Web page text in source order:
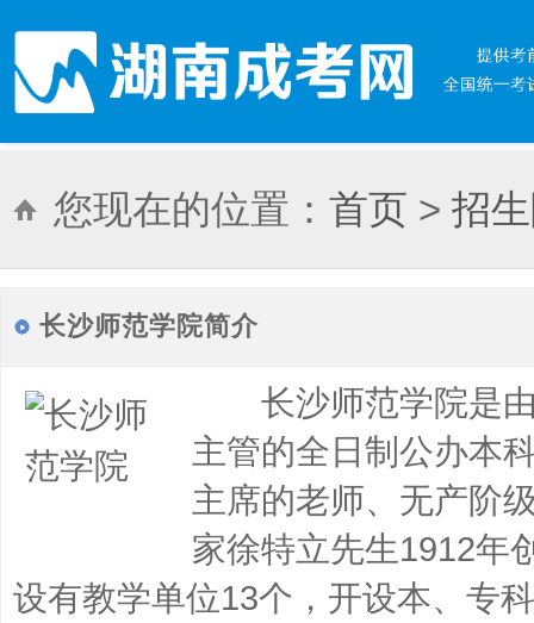
您现在的位置： 首页 > 招
长沙师范学院简介
长沙师范学院是由
主管的全日制公办本
主席的老师、无产阶
家徐特立先生1912年
设有教学单位13个，开设本、专